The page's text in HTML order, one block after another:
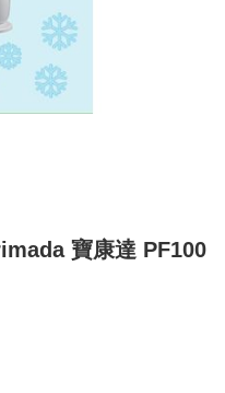
寶康達 PF100